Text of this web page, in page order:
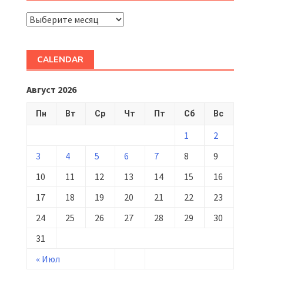
ARHIVĂ
CALENDAR
Август 2026
Пн Вт Ср Чт Пт Сб Вс
« Июл
1
2
3
4 5 6 7 8
9
10
11 12 13 14 15
16
17
18 19 20 21 22
23
24
25 26 27 28 29
30
31